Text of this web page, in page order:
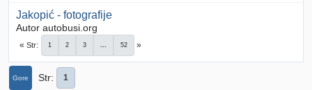
Jakopić - fotografije
Autor autobusi.org
Str 1 2 3 ... 52
Gore Str 1